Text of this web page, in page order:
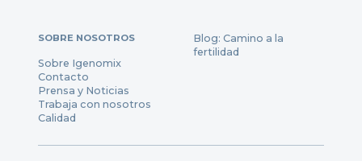
SOBRE NOSOTROS
Sobre Igenomix
Contacto
Prensa y Noticias
Trabaja con nosotros
Calidad
Blog: Camino a la
fertilidad